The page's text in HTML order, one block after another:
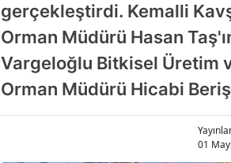
gerçekleştirdi. Kemalli
Orman Müdürü Hasan
Vargeloğlu Bitkisel Üretim
Orman Müdürü Hicabi
01